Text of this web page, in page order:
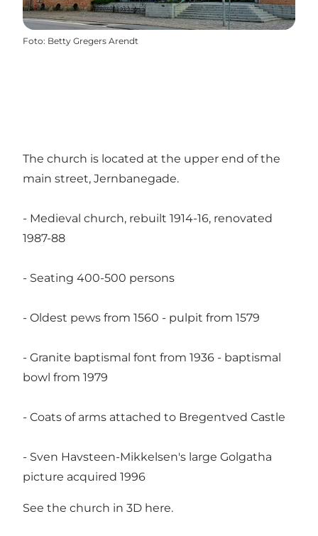
Foto: Betty Gregers Arendt
The church is located at the upper end of the
main street, Jernbanegade.
- Medieval church, rebuilt 1914-16, renovated
1987-88
- Seating 400-500 persons
- Oldest pews from 1560 - pulpit from 1579
- Granite baptismal font from 1936 - baptismal
bowl from 1979
- Coats of arms attached to Bregentved Castle
- Sven Havsteen-Mikkelsen's large Golgatha
picture acquired 1996
See the church in 3D here.